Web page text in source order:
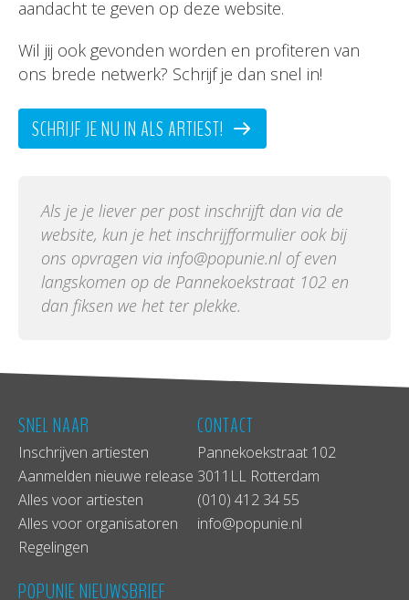
aandacht te geven op deze website.
Wil jij ook gevonden worden en profiteren van
ons brede netwerk? Schrijf je dan snel in!
SCHRIJF JE NU IN ALS ARTIEST!
Als je je liever per post inschrijft dan via de
website, kun je het inschrijfformulier ook bij
ons opvragen via info@popunie.nl of even
langskomen op de Pannekoekstraat 102 en
dan fiksen we het ter plekke.
SNEL NAAR
Inschrijven artiesten
Aanmelden nieuwe release
Alles voor artiesten
Alles voor organisatoren
Regelingen
CONTACT
Pannekoekstraat 102
3011LL Rotterdam
(010) 412 34 55
info@popunie.nl
POPUNIE NIEUWSBRIEF